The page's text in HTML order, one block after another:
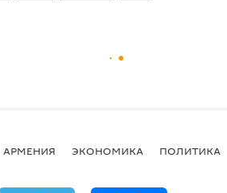
АРМЕНИЯ ЭКОНОМИКА ПОЛИТИКА